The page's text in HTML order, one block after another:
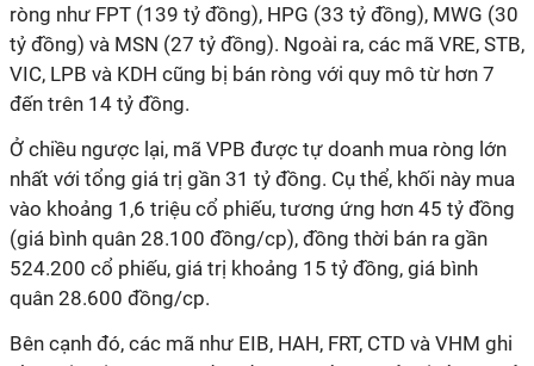
ròng như FPT (139 tỷ đồng), HPG (33 tỷ đồng), MWG (30
tỷ đồng) và MSN (27 tỷ đồng). Ngoài ra, các mã VRE, STB,
VIC, LPB và KDH cũng bị bán ròng với quy mô từ hơn 7
đến trên 14 tỷ đồng.
Ở chiều ngược lại, mã VPB được tự doanh mua ròng lớn
nhất với tổng giá trị gần 31 tỷ đồng. Cụ thể, khối này mua
vào khoảng 1,6 triệu cổ phiếu, tương ứng hơn 45 tỷ đồng
(giá bình quân 28.100 đồng/cp), đồng thời bán ra gần
524.200 cổ phiếu, giá trị khoảng 15 tỷ đồng, giá bình
quân 28.600 đồng/cp.
Bên cạnh đó, các mã như EIB, HAH, FRT, CTD và VHM ghi